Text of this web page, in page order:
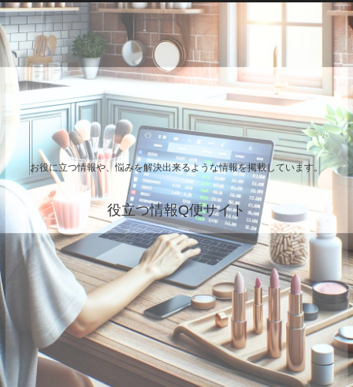
お役に立つ情報や、悩みを解決出来るような情報を掲載しています。
役立つ情報Q便サイト